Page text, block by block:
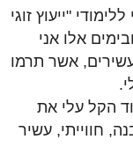
"ייעוץ זוגי
אלו אני
מעשירים, אשר תרמו
הקל עלי את
חווייתי, עשיר